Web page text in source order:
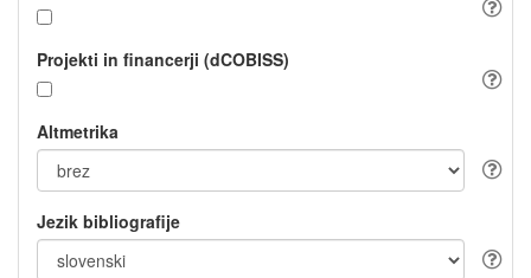
Projekti in financerji (dCOBISS)
Altmetrika
Jezik bibliografije